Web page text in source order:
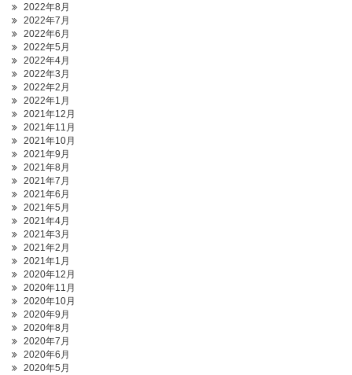
2022年8月
2022年7月
2022年6月
2022年5月
2022年4月
2022年3月
2022年2月
2022年1月
2021年12月
2021年11月
2021年10月
2021年9月
2021年8月
2021年7月
2021年6月
2021年5月
2021年4月
2021年3月
2021年2月
2021年1月
2020年12月
2020年11月
2020年10月
2020年9月
2020年8月
2020年7月
2020年6月
2020年5月